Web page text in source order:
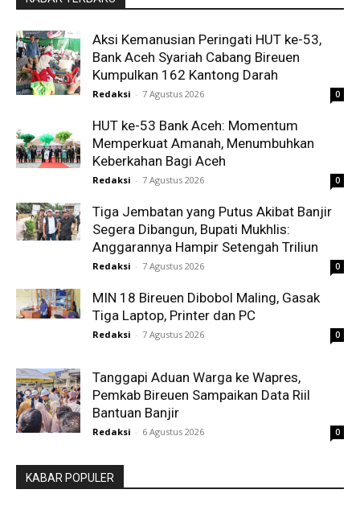
Aksi Kemanusian Peringati HUT ke-53,
Bank Aceh Syariah Cabang Bireuen
Kumpulkan 162 Kantong Darah
Redaksi - 7 Agustus 2026 0
HUT ke-53 Bank Aceh: Momentum
Memperkuat Amanah, Menumbuhkan
Keberkahan Bagi Aceh
Redaksi - 7 Agustus 2026 0
Tiga Jembatan yang Putus Akibat Banjir
Segera Dibangun, Bupati Mukhlis:
Anggarannya Hampir Setengah Triliun
Redaksi - 7 Agustus 2026 0
MIN 18 Bireuen Dibobol Maling, Gasak
Tiga Laptop, Printer dan PC
Redaksi - 7 Agustus 2026 0
Tanggapi Aduan Warga ke Wapres,
Pemkab Bireuen Sampaikan Data Riil
Bantuan Banjir
Redaksi - 6 Agustus 2026 0
KABAR POPULER